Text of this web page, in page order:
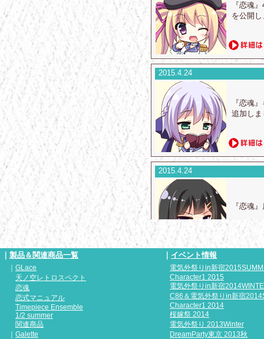
『恋魂
を公開
2015.4.24
『恋魂
追加しま
2015.4.24
『恋魂
2015.4.24
『恋魂
製品＆関連商品一覧 イベント情報
GLace
天ノ空レトロスペクト
恋魂
恋式マニュアル
Timepiece Ensemble
1/2 summer
関連商品
Galette
電気外祭りin新宿
Character1 2015
電気外祭りin新宿
C86＆電気外祭りin新宿
Character1 2014
桜嫁祭 2014
電気外祭り 2013Winter
DreamParty東京 2013秋